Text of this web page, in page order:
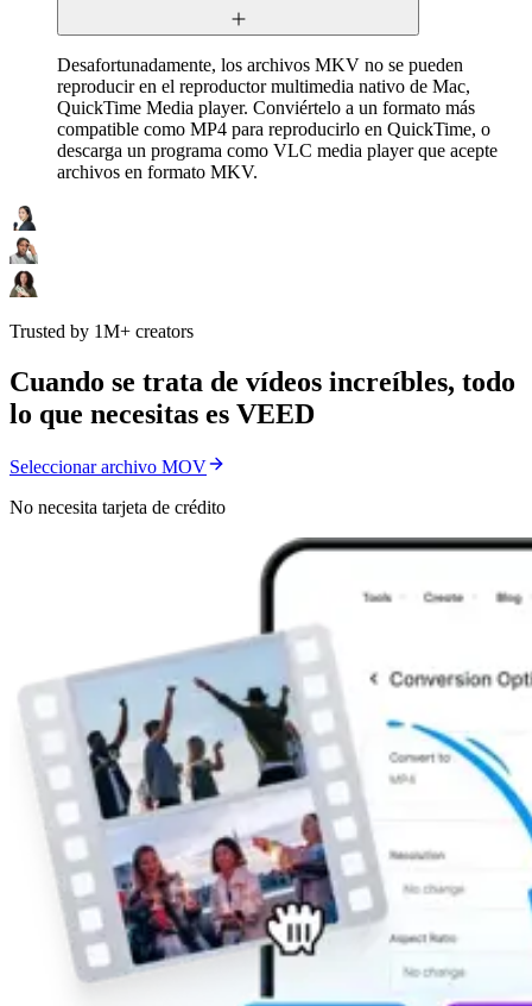
Desafortunadamente, los archivos MKV no se pueden
reproducir en el reproductor multimedia nativo de Mac,
QuickTime Media player. Conviértelo a un formato más
compatible como MP4 para reproducirlo en QuickTime, o
descarga un programa como VLC media player que acepte
archivos en formato MKV.
Trusted by 1M+ creators
Cuando se trata de vídeos increíbles, todo
lo que necesitas es VEED
Seleccionar archivo MOV
No necesita tarjeta de crédito